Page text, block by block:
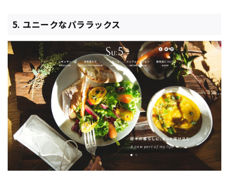
5. ユニークなパララックス